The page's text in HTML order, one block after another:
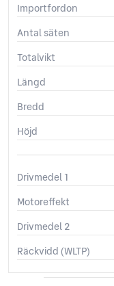
Trötthetsvarnare
Importfordon
Antal säten
Totalvikt
Längd
Bredd
Höjd
Drivmedel 1
Motoreffekt
Drivmedel 2
Räckvidd (WLTP)